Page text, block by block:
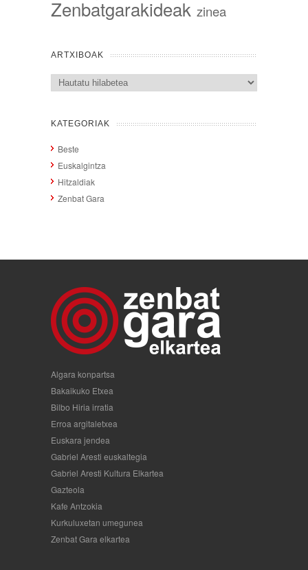
Zenbatgarakideak zinea
ARTXIBOAK
Artxiboak
KATEGORIAK
Beste
Euskalgintza
Hitzaldiak
Zenbat Gara
Algara konpartsa
Bakaikuko Etxea
Bilbo Hiria irratia
Erroa argitaletxea
Euskara jendea
Gabriel Aresti euskaltegia
Gabriel Aresti Kultura Elkartea
Gazteola
Kafe Antzokia
Kurkuluxetan umegunea
Zenbat Gara elkartea